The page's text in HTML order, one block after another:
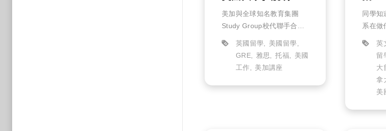
(實體)
美加與全球知名教育集團
Study Group校代聯手合
量高的科系，可以幫助你實
英國留學
美國留學
GRE
雅思 托福
美國
工作
美加講座
大學
嘛？
同學知
系在做
不...
英
留
大
拿
美